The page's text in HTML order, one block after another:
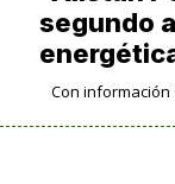
segundo
Con información